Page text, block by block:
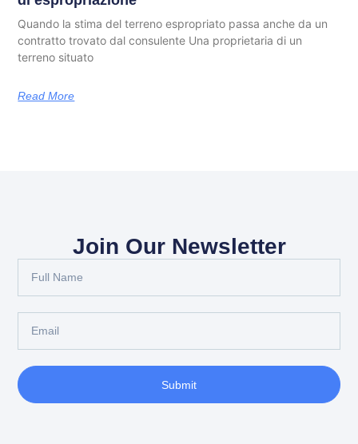
Quando la stima del terreno espropriato passa anche da un
contratto trovato dal consulente Una proprietaria di un
terreno situato
Read More
Join Our Newsletter
Submit